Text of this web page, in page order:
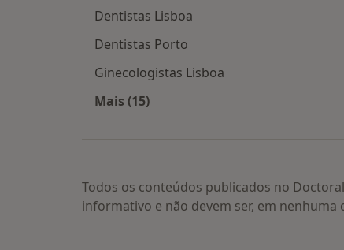
Dentistas Lisboa
Dentistas Porto
Ginecologistas Lisboa
Mais (15)
Todos os conteúdos publicados no
informativo e não devem ser, em